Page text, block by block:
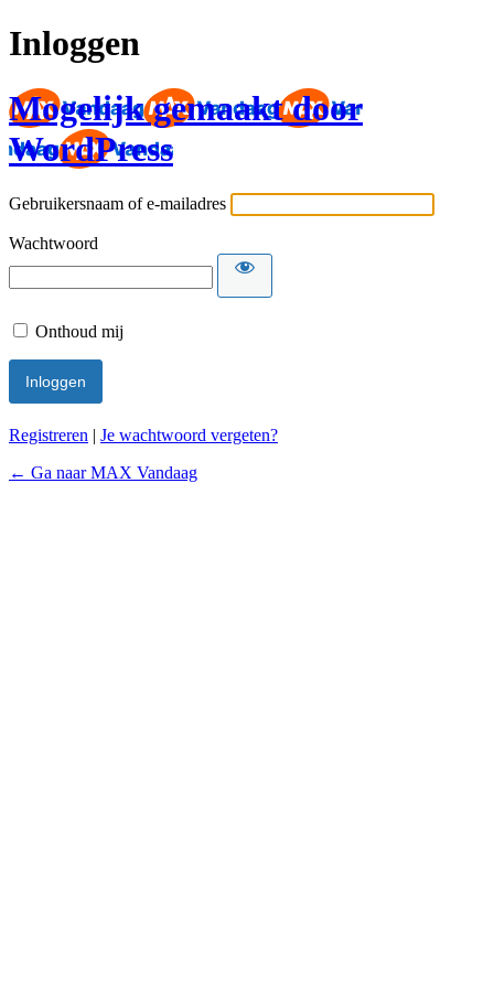
Inloggen
Mogelijk gemaakt door
WordPress
Gebruikersnaam of e-mailadres
Wachtwoord
Onthoud mij
Registreren | Je wachtwoord vergeten?
← Ga naar MAX Vandaag